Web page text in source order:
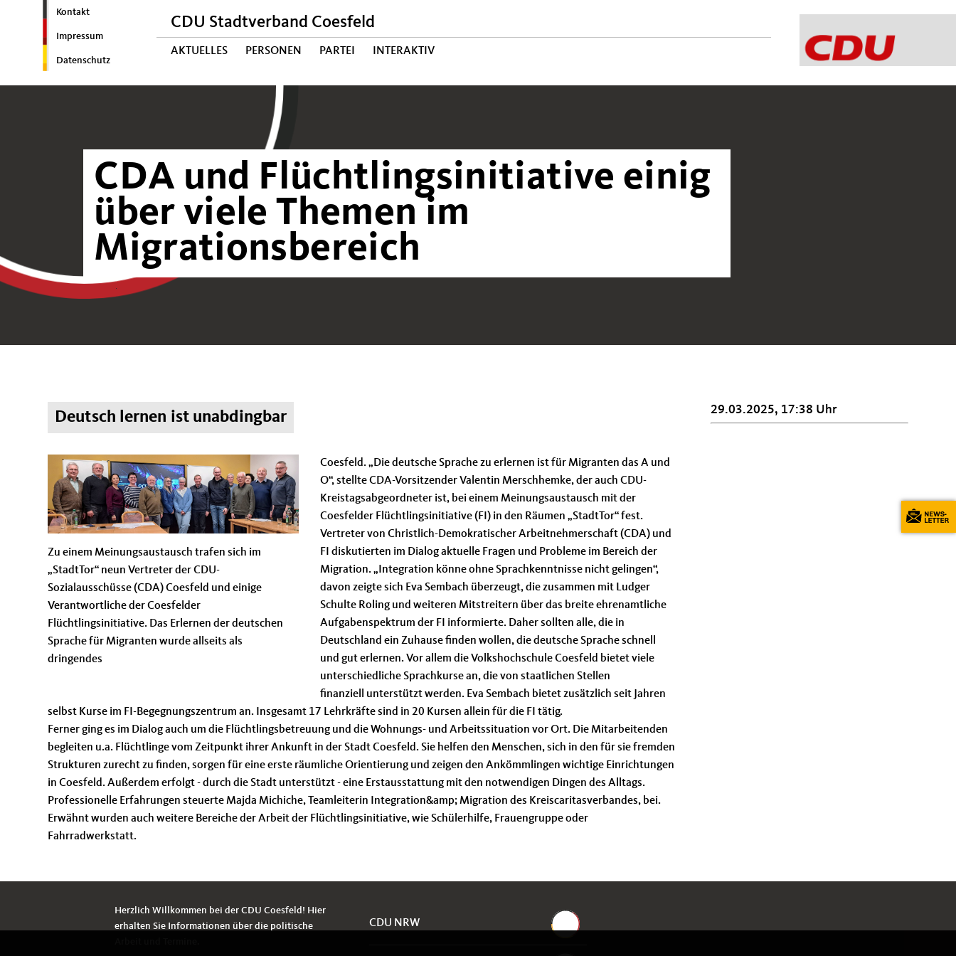
Kontakt
Impressum
Datenschutz
CDU Stadtverband Coesfeld
AKTUELLES PERSONEN PARTEI INTERAKTIV
CDA und Flüchtlingsinitiative einig
über viele Themen im
Migrationsbereich
Deutsch lernen ist unabdingbar
Zu einem Meinungsaustausch trafen sich im
StadtTor“ neun Vertreter der CDU-
Sozialausschüsse (CDA) Coesfeld und einige
Verantwortliche der Coesfelder
Flüchtlingsinitiative. Das Erlernen der deutschen
Sprache für Migranten wurde allseits als
dringendes
Coesfeld. „Die deutsche Sprache zu erlernen ist für Migranten das A und
O“, stellte CDA-Vorsitzender Valentin Merschhemke, der auch CDU-
Kreistagsabgeordneter ist, bei einem Meinungsaustausch mit der
Coesfelder Flüchtlingsinitiative (FI) in den Räumen „StadtTor“ fest.
Vertreter von Christlich-Demokratischer Arbeitnehmerschaft (CDA) und
FI diskutierten im Dialog aktuelle Fragen und Probleme im Bereich der
Migration. „Integration könne ohne Sprachkenntnisse nicht gelingen“,
davon zeigte sich Eva Sembach überzeugt, die zusammen mit Ludger
Schulte Roling und weiteren Mitstreitern über das breite ehrenamtliche
Aufgabenspektrum der FI informierte. Daher sollten alle, die in
Deutschland ein Zuhause finden wollen, die deutsche Sprache schnell
und gut erlernen. Vor allem die Volkshochschule Coesfeld bietet viele
unterschiedliche Sprachkurse an, die von staatlichen Stellen
finanziell unterstützt werden. Eva Sembach bietet zusätzlich seit Jahren
selbst Kurse im FI-Begegnungszentrum an. Insgesamt 17 Lehrkräfte sind in 20 Kursen allein für die FI tätig.
Ferner ging es im Dialog auch um die Flüchtlingsbetreuung und die Wohnungs- und Arbeitssituation vor Ort. Die Mitarbeitenden
begleiten u.a. Flüchtlinge vom Zeitpunkt ihrer Ankunft in der Stadt Coesfeld. Sie helfen den Menschen, sich in den für sie fremden
Strukturen zurecht zu finden, sorgen für eine erste räumliche Orientierung und zeigen den Ankömmlingen wichtige Einrichtungen
in Coesfeld. Außerdem erfolgt - durch die Stadt unterstützt - eine Erstausstattung mit den notwendigen Dingen des Alltags.
Professionelle Erfahrungen steuerte Majda Michiche, Teamleiterin Integration&amp; Migration des Kreiscaritasverbandes, bei.
Erwähnt wurden auch weitere Bereiche der Arbeit der Flüchtlingsinitiative, wie Schülerhilfe, Frauengruppe oder
Fahrradwerkstatt.
29.03.2025, 17:38 Uhr
Herzlich Willkommen bei der CDU Coesfeld! Hier
erhalten Sie Informationen über die politische
CDU NRW